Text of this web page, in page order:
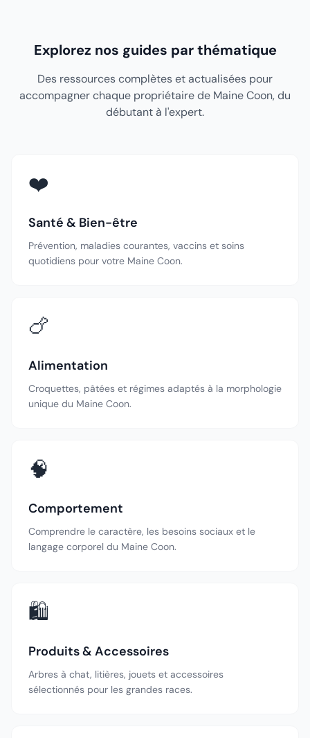
Explorez nos guides par thématique
Des ressources complètes et actualisées pour
accompagner chaque propriétaire de Maine Coon, du
débutant à l'expert.
❤️
Santé & Bien-être
Prévention, maladies courantes, vaccins et soins
quotidiens pour votre Maine Coon.
🍗
Alimentation
Croquettes, pâtées et régimes adaptés à la morphologie
unique du Maine Coon.
🧠
Comportement
Comprendre le caractère, les besoins sociaux et le
langage corporel du Maine Coon.
🛍️
Produits & Accessoires
Arbres à chat, litières, jouets et accessoires
sélectionnés pour les grandes races.